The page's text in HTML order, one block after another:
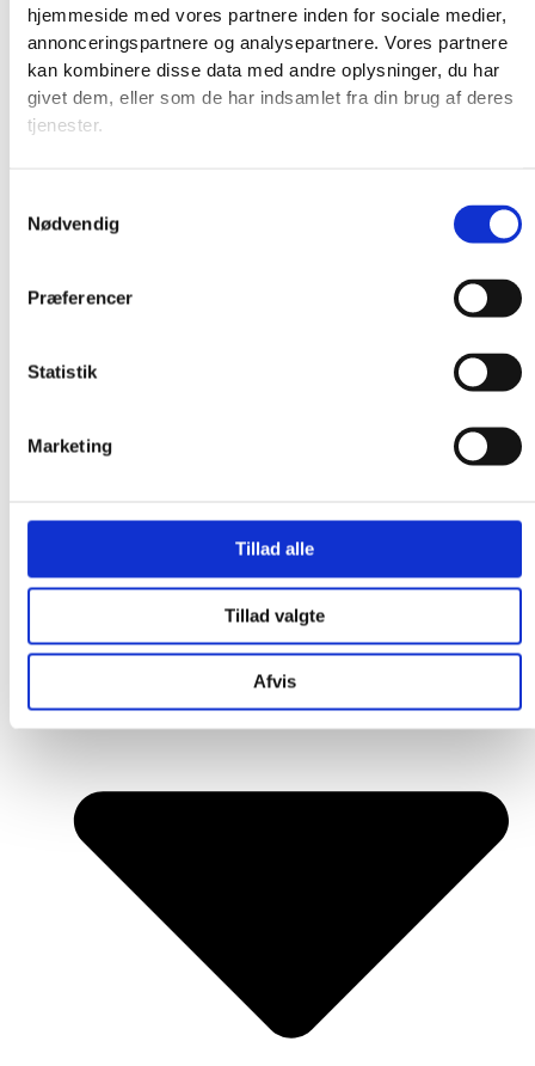
hjemmeside med vores partnere inden for sociale medier,
annonceringspartnere og analysepartnere. Vores partnere
kan kombinere disse data med andre oplysninger, du har
givet dem, eller som de har indsamlet fra din brug af deres
tjenester.
Nødvendig
Præferencer
Statistik
Marketing
Tillad alle
Tillad valgte
Afvis